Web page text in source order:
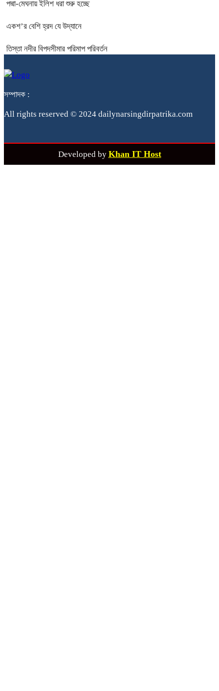
পদ্মা-মেঘনায় ইলিশ ধরা শুরু হচ্ছে
একশ’র বেশি হ্রদ যে উদ্যানে
তিস্তা নদীর বিপদসীমার পরিমাপ পরিবর্তন
সম্পাদক :
All rights reserved © 2024 dailynarsingdirpatrika.com
Developed by Khan IT Host